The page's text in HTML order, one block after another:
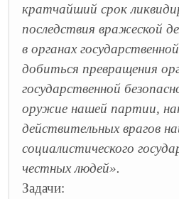
кратчайший срок
последствия вражеской
в органах
добиться превращения
государственной
оружие нашей партии,
действительных врагов
социалистического
честных людей».
Задачи: